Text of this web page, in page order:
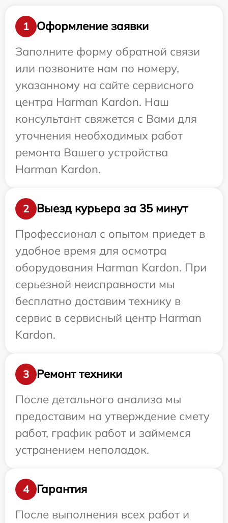
1
Оформление заявки
Заполните форму обратной связи
или позвоните нам по номеру,
указанному на сайте сервисного
центра Harman Kardon. Наш
консультант свяжется с Вами для
уточнения необходимых работ
ремонта Вашего устройства
Harman Kardon.
2
Выезд курьера за 35 минут
Профессионал с опытом приедет в
удобное время для осмотра
оборудования Harman Kardon. При
серьезной неисправности мы
бесплатно доставим технику в
сервис в сервисный центр Harman
Kardon.
3
Ремонт техники
После детального анализа мы
предоставим на утверждение смету
работ, график работ и займемся
устранением неполадок.
4
Гарантия
После выполнения всех работ и